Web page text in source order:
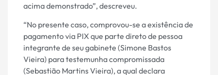
acima demonstrado”, descreveu.
“No presente caso, comprovou-se a existência de
pagamento via PIX que parte direto de pessoa
integrante de seu gabinete (Simone Bastos
Vieira) para testemunha compromissada
(Sebastião Martins Vieira), a qual declara